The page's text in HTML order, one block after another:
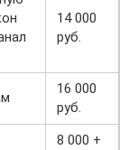
14 000
руб.
16 000
руб.
8 000 +